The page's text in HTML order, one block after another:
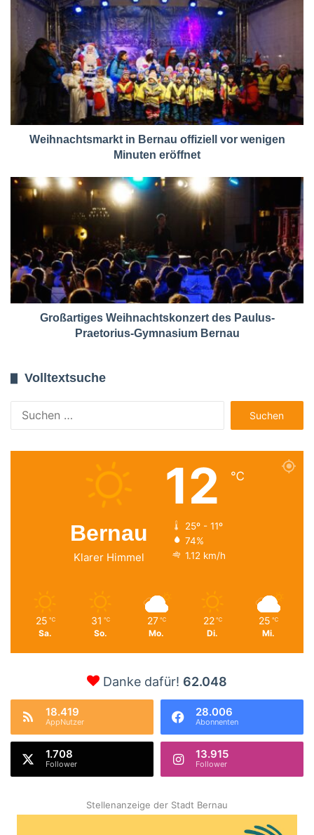
Weihnachtsmarkt in Bernau offiziell vor wenigen
Minuten eröffnet
Großartiges Weihnachtskonzert des Paulus-
Praetorius-Gymnasium Bernau
Volltextsuche
nach:
Bernau
Klarer Himmel
12 ℃
25º - 11º
74%
1.12 km/h
25 ℃
Sa.
31 ℃
So.
27 ℃
Mo.
22 ℃
Di.
25 ℃
Mi.
Danke dafür! 62.048
18.419
AppNutzer
28.006
Abonnenten
1.708
Follower
13.915
Follower
Stellenanzeige der Stadt Bernau